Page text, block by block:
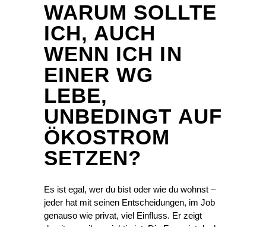
WARUM SOLLTE
ICH, AUCH
WENN ICH IN
EINER WG
LEBE,
UNBEDINGT AUF
ÖKOSTROM
SETZEN?
Es ist egal, wer du bist oder wie du wohnst –
jeder hat mit seinen Entscheidungen, im Job
genauso wie privat, viel Einfluss. Er zeigt